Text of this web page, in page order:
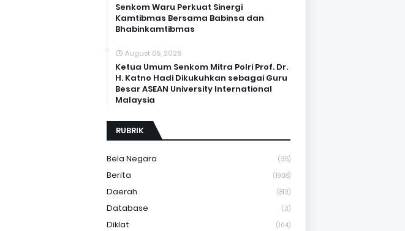
Senkom Waru Perkuat Sinergi
Kamtibmas Bersama Babinsa dan
Bhabinkamtibmas
August 05, 2026
Ketua Umum Senkom Mitra Polri Prof. Dr.
H. Katno Hadi Dikukuhkan sebagai Guru
Besar ASEAN University International
Malaysia
RUBRIK
Bela Negara (35)
Berita (1908)
Daerah (813)
Database (3)
Diklat (104)